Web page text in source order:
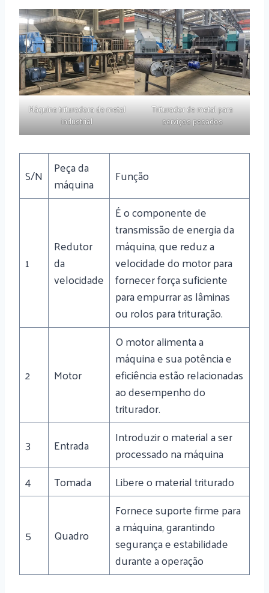
Máquina trituradora de metal
industrial
Triturador de metal para
serviços pesados
S/N
Peça da
máquina
Função
1
Redutor
da
velocidade
É o componente de
transmissão de energia da
máquina, que reduz a
velocidade do motor para
fornecer força suficiente
para empurrar as lâminas
ou rolos para trituração.
2 Motor
O motor alimenta a
máquina e sua potência e
eficiência estão relacionadas
ao desempenho do
triturador.
3
Entrada
Introduzir o material a ser
processado na máquina
4
Tomada Libere o material triturado
5 Quadro
Fornece suporte firme para
a máquina, garantindo
segurança e estabilidade
durante a operação